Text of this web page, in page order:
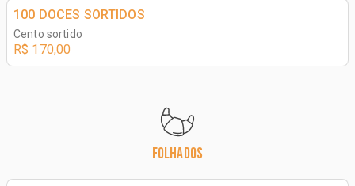
100 DOCES SORTIDOS
Cento sortido
R$ 170,00
FOLHADOS